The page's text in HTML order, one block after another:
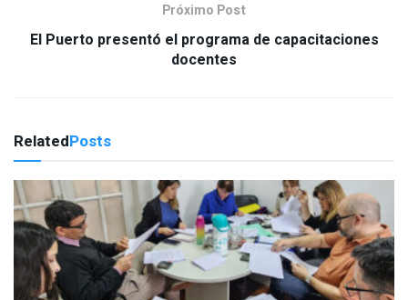
Próximo Post
El Puerto presentó el programa de capacitaciones
docentes
RelatedPosts